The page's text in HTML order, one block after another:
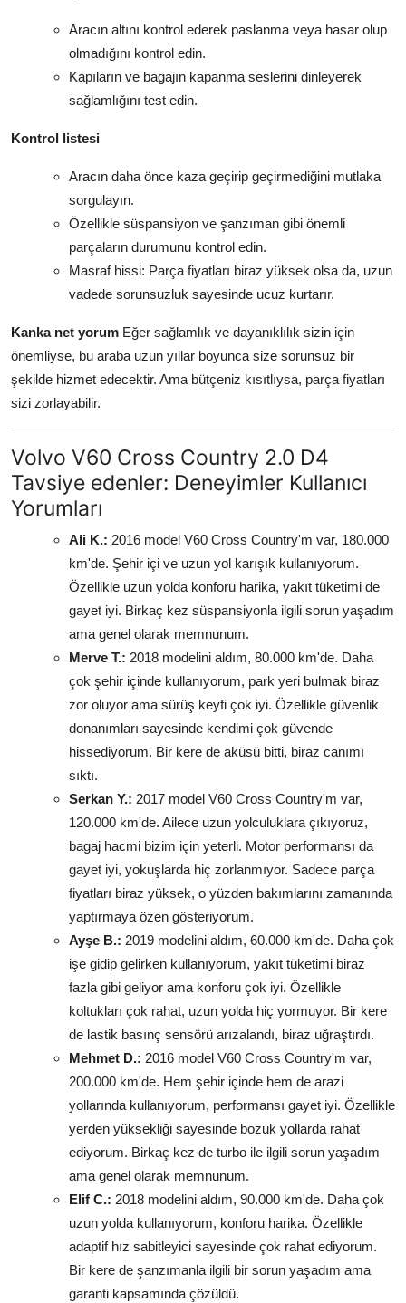
Aracın altını kontrol ederek paslanma veya hasar olup
olmadığını kontrol edin.
Kapıların ve bagajın kapanma seslerini dinleyerek
sağlamlığını test edin.
Kontrol listesi
Aracın daha önce kaza geçirip geçirmediğini mutlaka
sorgulayın.
Özellikle süspansiyon ve şanzıman gibi önemli
parçaların durumunu kontrol edin.
Masraf hissi: Parça fiyatları biraz yüksek olsa da, uzun
vadede sorunsuzluk sayesinde ucuz kurtarır.
Kanka net yorum Eğer sağlamlık ve dayanıklılık sizin için
önemliyse, bu araba uzun yıllar boyunca size sorunsuz bir
şekilde hizmet edecektir. Ama bütçeniz kısıtlıysa, parça fiyatları
sizi zorlayabilir.
Volvo V60 Cross Country 2.0 D4
Tavsiye edenler: Deneyimler Kullanıcı
Yorumları
Ali K.: 2016 model V60 Cross Country'm var, 180.000
km'de. Şehir içi ve uzun yol karışık kullanıyorum.
Özellikle uzun yolda konforu harika, yakıt tüketimi de
gayet iyi. Birkaç kez süspansiyonla ilgili sorun yaşadım
ama genel olarak memnunum.
Merve T.: 2018 modelini aldım, 80.000 km'de. Daha
çok şehir içinde kullanıyorum, park yeri bulmak biraz
zor oluyor ama sürüş keyfi çok iyi. Özellikle güvenlik
donanımları sayesinde kendimi çok güvende
hissediyorum. Bir kere de aküsü bitti, biraz canımı
sıktı.
Serkan Y.: 2017 model V60 Cross Country'm var,
120.000 km'de. Ailece uzun yolculuklara çıkıyoruz,
bagaj hacmi bizim için yeterli. Motor performansı da
gayet iyi, yokuşlarda hiç zorlanmıyor. Sadece parça
fiyatları biraz yüksek, o yüzden bakımlarını zamanında
yaptırmaya özen gösteriyorum.
Ayşe B.: 2019 modelini aldım, 60.000 km'de. Daha çok
işe gidip gelirken kullanıyorum, yakıt tüketimi biraz
fazla gibi geliyor ama konforu çok iyi. Özellikle
koltukları çok rahat, uzun yolda hiç yormuyor. Bir kere
de lastik basınç sensörü arızalandı, biraz uğraştırdı.
Mehmet D.: 2016 model V60 Cross Country'm var,
200.000 km'de. Hem şehir içinde hem de arazi
yollarında kullanıyorum, performansı gayet iyi. Özellikle
yerden yüksekliği sayesinde bozuk yollarda rahat
ediyorum. Birkaç kez de turbo ile ilgili sorun yaşadım
ama genel olarak memnunum.
Elif C.: 2018 modelini aldım, 90.000 km'de. Daha çok
uzun yolda kullanıyorum, konforu harika. Özellikle
adaptif hız sabitleyici sayesinde çok rahat ediyorum.
Bir kere de şanzımanla ilgili bir sorun yaşadım ama
garanti kapsamında çözüldü.